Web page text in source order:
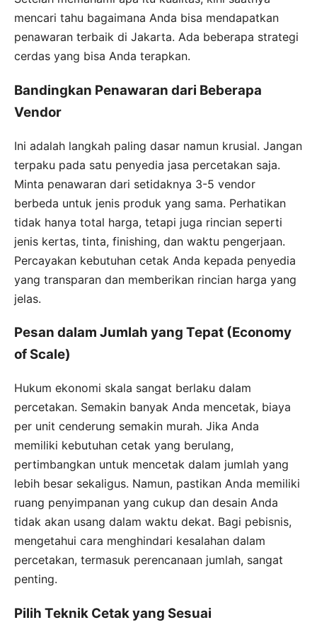
mencari tahu bagaimana Anda bisa mendapatkan
penawaran terbaik di Jakarta. Ada beberapa strategi
cerdas yang bisa Anda terapkan.
Bandingkan Penawaran dari Beberapa
Vendor
Ini adalah langkah paling dasar namun krusial. Jangan
terpaku pada satu penyedia jasa percetakan saja.
Minta penawaran dari setidaknya 3-5 vendor
berbeda untuk jenis produk yang sama. Perhatikan
tidak hanya total harga, tetapi juga rincian seperti
jenis kertas, tinta, finishing, dan waktu pengerjaan.
Percayakan kebutuhan cetak Anda kepada penyedia
yang transparan dan memberikan rincian harga yang
jelas.
Pesan dalam Jumlah yang Tepat (Economy
of Scale)
Hukum ekonomi skala sangat berlaku dalam
percetakan. Semakin banyak Anda mencetak, biaya
per unit cenderung semakin murah. Jika Anda
memiliki kebutuhan cetak yang berulang,
pertimbangkan untuk mencetak dalam jumlah yang
lebih besar sekaligus. Namun, pastikan Anda memiliki
ruang penyimpanan yang cukup dan desain Anda
tidak akan usang dalam waktu dekat. Bagi pebisnis,
mengetahui cara menghindari kesalahan dalam
percetakan, termasuk perencanaan jumlah, sangat
penting.
Pilih Teknik Cetak yang Sesuai